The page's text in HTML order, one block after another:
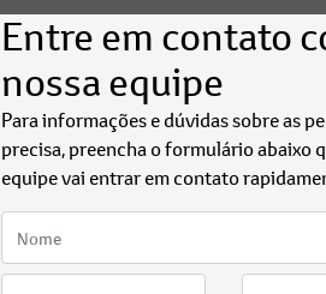
Entre em contato
nossa equipe
Para informações e dúvidas sobre as
precisa, preencha o formulário abaixo
equipe vai entrar em contato